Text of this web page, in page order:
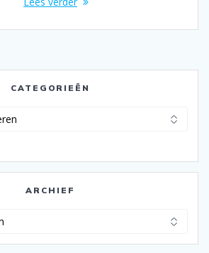
CATEGORIEËN
ARCHIEF